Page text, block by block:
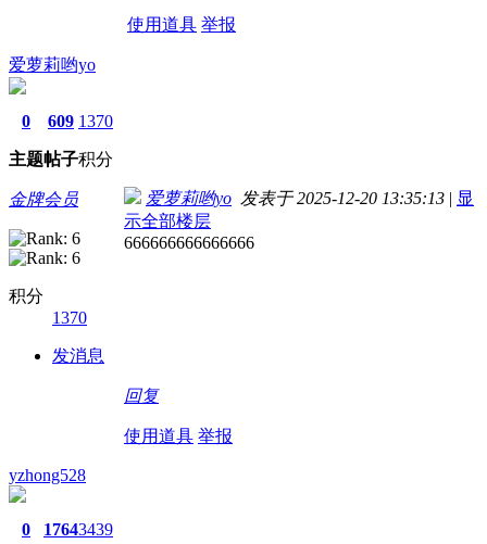
使用道具 举报
爱萝莉哟yo
0
主题
609
帖子
1370
积分
金牌会员
积分
1370
发消息
爱萝莉哟yo 发表于 2025-12-20 13:35:13 | 显
示全部楼层
666666666666666
回复
使用道具 举报
yzhong528
0 17643439